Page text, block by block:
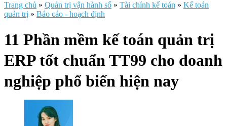
Trang chủ » Quản trị vận hành số » Tài chính kế toán » Kế toán
quản trị » Báo cáo - hoạch định
11 Phần mềm kế toán quản trị
ERP tốt chuẩn TT99 cho doanh
nghiệp phổ biến hiện nay